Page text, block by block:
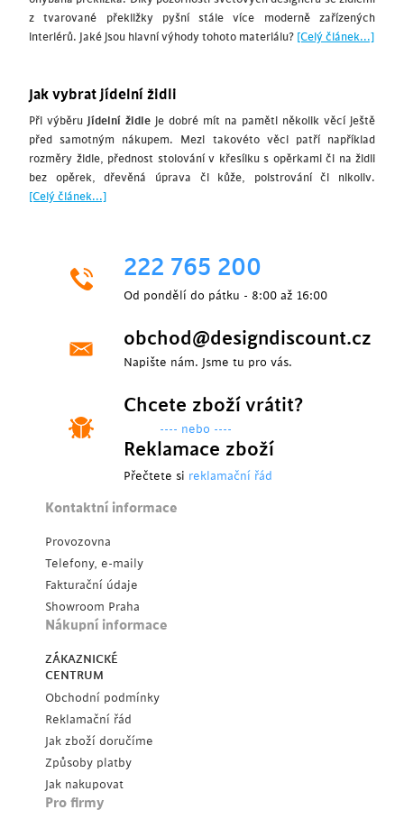
z tvarované překližky pyšní stále více moderně zařízených
interiérů. Jaké jsou hlavní výhody tohoto materiálu? [Celý článek...]
Jak vybrat jídelní židli
Při výběru jídelní židle je dobré mít na paměti několik věcí ještě
před samotným nákupem. Mezi takovéto věci patří například
rozměry židle, přednost stolování v křesílku s opěrkami či na židli
bez opěrek, dřevěná úprava či kůže, polstrování či nikoliv.
[Celý článek...]
222 765 200
Od pondělí do pátku - 8:00 až 16:00
obchod@designdiscount.cz
Napište nám. Jsme tu pro vás.
Chcete zboží vrátit?
---- nebo ----
Reklamace zboží
Přečtete si reklamační řád
Kontaktní informace
Provozovna
Telefony, e-maily
Fakturační údaje
Showroom Praha
Nákupní informace
ZÁKAZNICKÉ
CENTRUM
Obchodní podmínky
Reklamační řád
Jak zboží doručíme
Způsoby platby
Jak nakupovat
Pro firmy